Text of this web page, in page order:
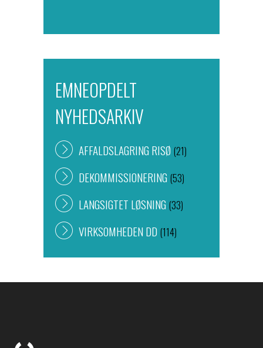
EMNEOPDELT
NYHEDSARKIV
AFFALDSLAGRING RISØ (21)
DEKOMMISSIONERING (53)
LANGSIGTET LØSNING (33)
VIRKSOMHEDEN DD (114)